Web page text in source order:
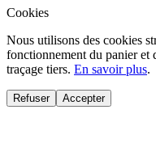
Cookies
Nous utilisons des cookies
fonctionnement du panier et
traçage tiers. En savoir plus.
Refuser Accepter